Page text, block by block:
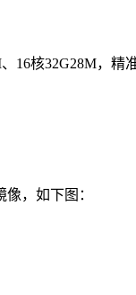
16核32G28M，精
像，如下图：